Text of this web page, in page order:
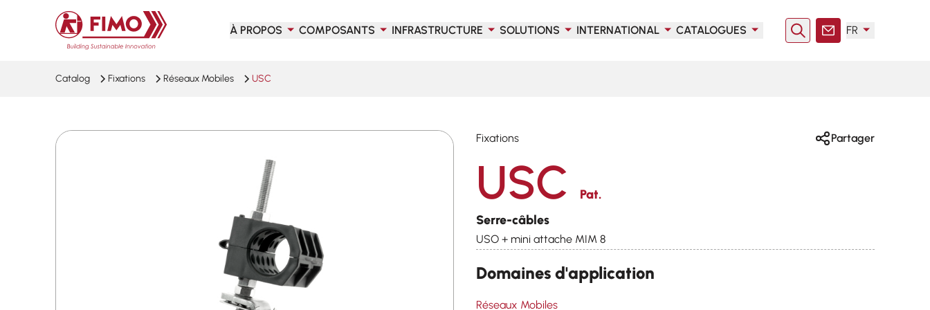
Retour à l'accueil
À PROPOS
COMPOSANTS INFRASTRUCTURE SOLUTIONS INTERNATIONAL CATALOGUES Rechercher
Contact
FR
Catalog Fixations Réseaux Mobiles USC
Fixations Partager
USC
Pat.
Serre-câbles
USO + mini attache MIM 8
Domaines d'application
Réseaux Mobiles